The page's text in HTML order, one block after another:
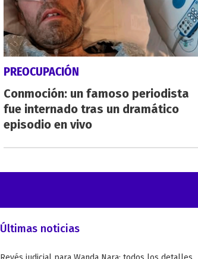
PREOCUPACIÓN
Conmoción: un famoso periodista
fue internado tras un dramático
episodio en vivo
Últimas noticias